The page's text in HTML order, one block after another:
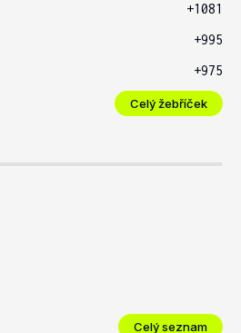
+1081
+995
+975
Celý žebříček
Celý seznam